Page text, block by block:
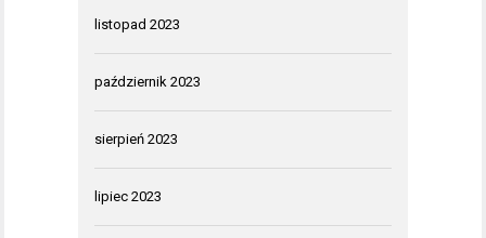
listopad 2023
październik 2023
sierpień 2023
lipiec 2023